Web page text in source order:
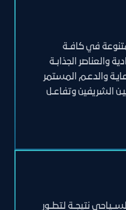
في كافــة
والعناصر الجذابــة
والدعـم المستمر
الشريفين وتفاعــل
نتيجــة لتطــور